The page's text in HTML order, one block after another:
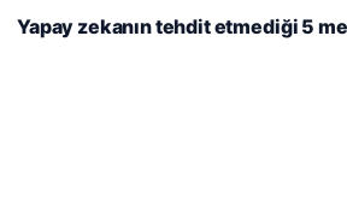
Reddet Kabul Et
Yapay zekanın tehdit etmediği 5